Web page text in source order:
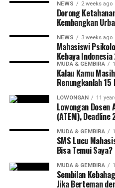
NEWS 2 weeks ago
Dorong
Kembangkan
NEWS 3 weeks ago
Mahasiswi
Kebaya
MUDA & GEMBIRA
Kalau Kamu
Renungkanlah
LOWONGAN 11
Lowongan
(ATEM), Deadline
MUDA & GEMBIRA
SMS Lucu
Bisa Temui Saya?
MUDA & GEMBIRA
Sembilan
Jika Berteman